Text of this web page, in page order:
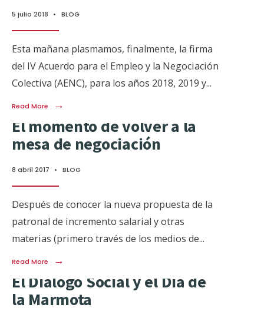
5 julio 2018 • BLOG
Esta mañana plasmamos, finalmente, la firma
del IV Acuerdo para el Empleo y la Negociación
Colectiva (AENC), para los años 2018, 2019 y...
Read More →
El momento de volver a la
mesa de negociación
8 abril 2017 • BLOG
Después de conocer la nueva propuesta de la
patronal de incremento salarial y otras
materias (primero través de los medios de...
Read More →
El Diálogo Social y el Día de
la Marmota